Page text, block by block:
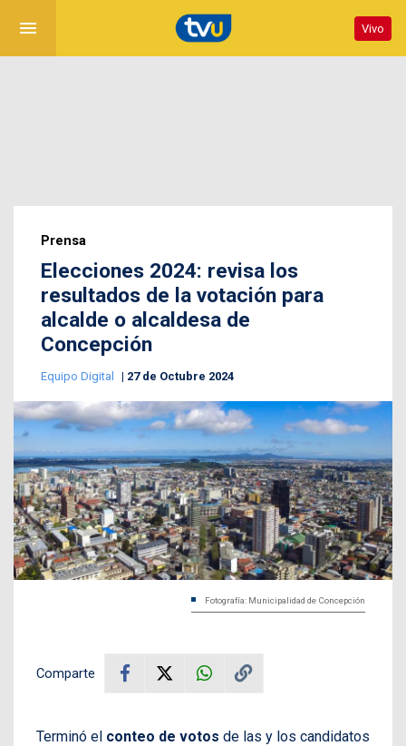
menu Vivo
Prensa
Elecciones 2024: revisa los
resultados de la votación para
alcalde o alcaldesa de
Concepción
Equipo Digital 27 de Octubre 2024
Fotografía: Municipalidad de Concepción
Comparte
Terminó el conteo de votos de las y los candidatos